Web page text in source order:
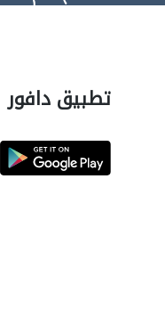
تطبيق دافور